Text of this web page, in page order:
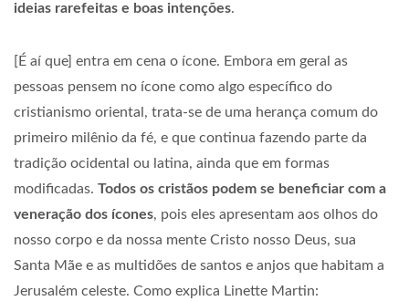
ideias rarefeitas e boas intenções.
[É aí que] entra em cena o ícone. Embora em geral as
pessoas pensem no ícone como algo específico do
cristianismo oriental, trata-se de uma herança comum do
primeiro milênio da fé, e que continua fazendo parte da
tradição ocidental ou latina, ainda que em formas
modificadas. Todos os cristãos podem se beneficiar com a
veneração dos ícones, pois eles apresentam aos olhos do
nosso corpo e da nossa mente Cristo nosso Deus, sua
Santa Mãe e as multidões de santos e anjos que habitam a
Jerusalém celeste. Como explica Linette Martin: